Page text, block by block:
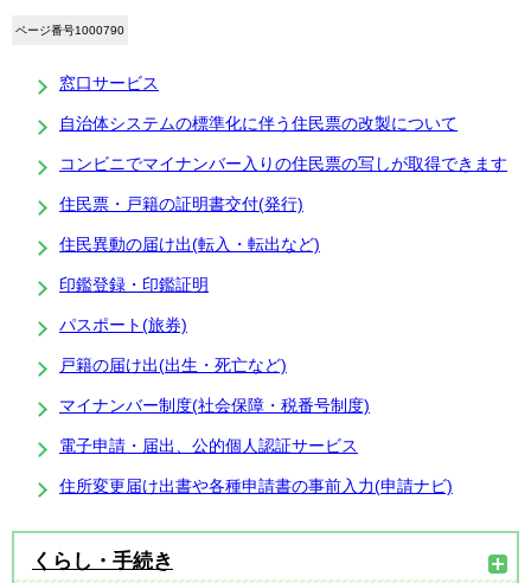
ページ番号1000790
窓口サービス
自治体システムの標準化に伴う住民票の改製について
コンビニでマイナンバー入りの住民票の写しが取得できます
住民票・戸籍の証明書交付(発行)
住民異動の届け出(転入・転出など)
印鑑登録・印鑑証明
パスポート(旅券)
戸籍の届け出(出生・死亡など)
マイナンバー制度(社会保障・税番号制度)
電子申請・届出、公的個人認証サービス
住所変更届け出書や各種申請書の事前入力(申請ナビ)
くらし・手続き